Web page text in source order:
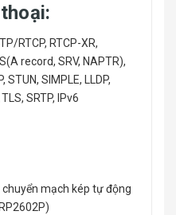
RTCP, RTCP-XR,
record, SRV, NAPTR),
STUN, SIMPLE, LLDP,
SRTP, IPv6
mạch kép tự động